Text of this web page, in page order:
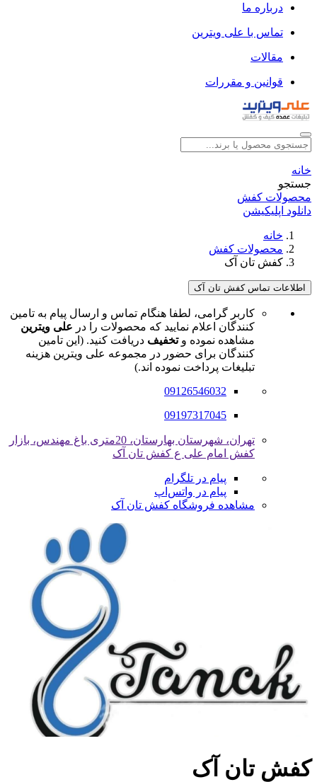
درباره ما
تماس با علی ویترین
مقالات
قوانین و مقررات
خانه
جستجو
محصولات کفش
دانلود اپلیکیشن
خانه
محصولات کفش
کفش تان آک
اطلاعات تماس کفش تان آک
کاربر گرامی، لطفا هنگام تماس و ارسال پیام به تامین
کنندگان اعلام نمایید که محصولات را در علی ویترین
مشاهده نموده وتخفیف دریافت کنید. (این تامین
کنندگان برای حضور در مجموعه علی ویترین هزینه
تبلیغات پرداخت نموده اند.)
09126546032
09197317045
تهران، شهرستان بهارستان، 20متری باغ مهندس، بازار
کفش امام علی ع کفش تان آک
پیام در تلگرام
پیام در واتس‌اپ
مشاهده فروشگاه کفش تان آک
کفش تان آک